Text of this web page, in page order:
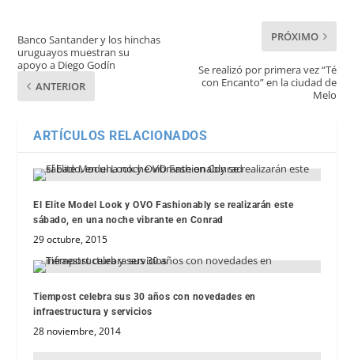
Banco Santander y los hinchas
uruguayos muestran su
apoyo a Diego Godín
ANTERIOR
PRÓXIMO
Se realizó por primera vez “Té
con Encanto” en la ciudad de
Melo
ARTÍCULOS RELACIONADOS
El Elite Model Look y OVO Fashionably se realizarán este
sábado, en una noche vibrante en Conrad
29 octubre, 2015
Tiempost celebra sus 30 años con novedades en
infraestructura y servicios
28 noviembre, 2014